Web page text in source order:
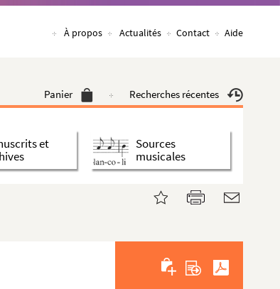
À propos Actualités Contact Aide
Panier Recherches récentes
et
Sources
musicales